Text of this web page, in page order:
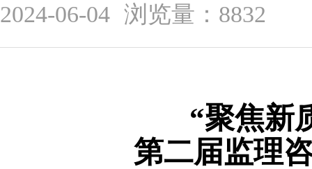
2024-06-04 浏览量：8832
“聚焦新
第二届监理